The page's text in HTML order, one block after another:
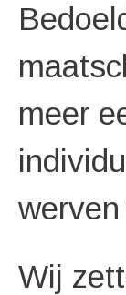
meer
Wij